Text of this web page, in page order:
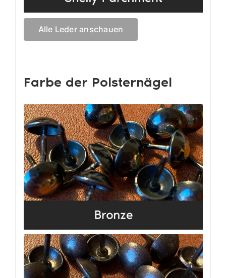
Alle Leder anschauen
Farbe der Polsternägel